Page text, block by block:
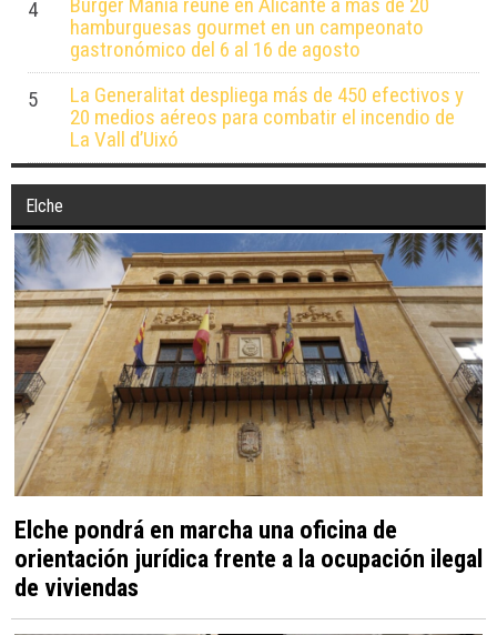
4
hamburguesas gourmet en un campeonato
gastronómico del 6 al 16 de agosto
5
La Generalitat despliega más de 450 efectivos y
20 medios aéreos para combatir el incendio de
La Vall d’Uixó
Elche
Elche pondrá en marcha una oficina de
orientación jurídica frente a la ocupación ilegal
de viviendas